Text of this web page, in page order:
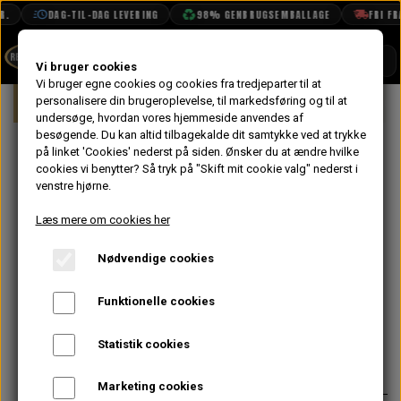
DAG-TIL-DAG LEVERING 98% GENBRUGSEMBALLAGE FRI
BOOK TID
PROJEKTER
TEKNISK DATA
VANDPOLERING
Forside Mini Gearkasse & Drivlinje
Quaife ATB
differentiale til
Standard
Kron/Spidshjul
8.014,40 kr.
Vi bruger cookies
Vi bruger egne cookies og cookies fra tredjeparter til at
personalisere din brugeroplevelse, til markedsføring og til at
undersøge, hvordan vores hjemmeside anvendes af
besøgende. Du kan altid tilbagekalde dit samtykke ved at trykke
på linket 'Cookies' nederst på siden. Ønsker du at ændre hvilke
cookies vi benytter? Så tryk på "Skift mit cookie valg" nederst i
venstre hjørne.
Læs mere om cookies her
Nødvendige cookies
Funktionelle cookies
Statistik cookies
Marketing cookies